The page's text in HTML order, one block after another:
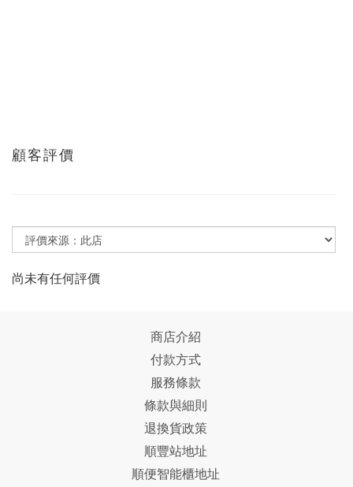
顧客評價
尚未有任何評價
商店介紹
付款方式
服務條款
條款與細則
退換貨政策
順豐站地址
順便智能櫃地址